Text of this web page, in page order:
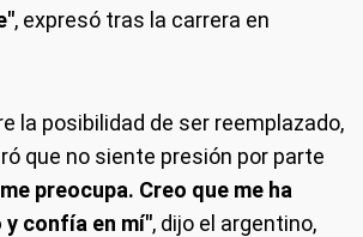
, expresó tras la carrera en
la posibilidad de ser reemplazado,
que no siente presión por parte
preocupa. Creo que me ha
y confía en mí", dijo el argentino,